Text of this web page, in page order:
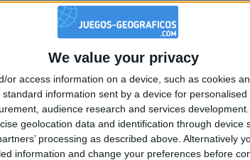
We value your privacy
or access information on a device, such as cookies
information sent by a device for personalised
audience research and services development.
geolocation data and identification through device
processing as described above. Alternatively
information and change your preferences before
We noticed you’re visiting from
an English-speaking country
our American version now and be
the firsts to submit your score on our
leaderboards!